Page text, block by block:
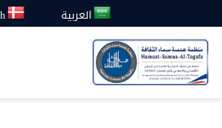
العربية